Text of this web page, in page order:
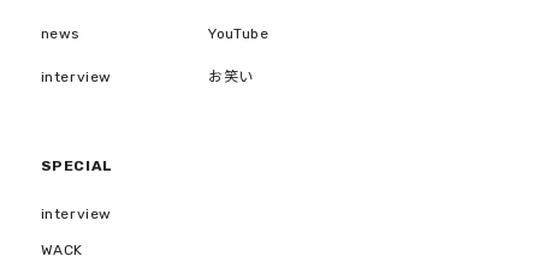
news
interview
YouTube
お笑い
SPECIAL
interview
WACK